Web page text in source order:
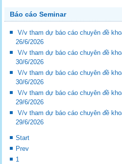
Báo cáo Seminar
V/v tham dự báo cáo chuyên đề
26/6/2026
V/v tham dự báo cáo chuyên đề
30/6/2026
V/v tham dự báo cáo chuyên đề
30/6/2026
V/v tham dự báo cáo chuyên đề
29/6/2026
V/v tham dự báo cáo chuyên đề
29/6/2026
Start
Prev
1